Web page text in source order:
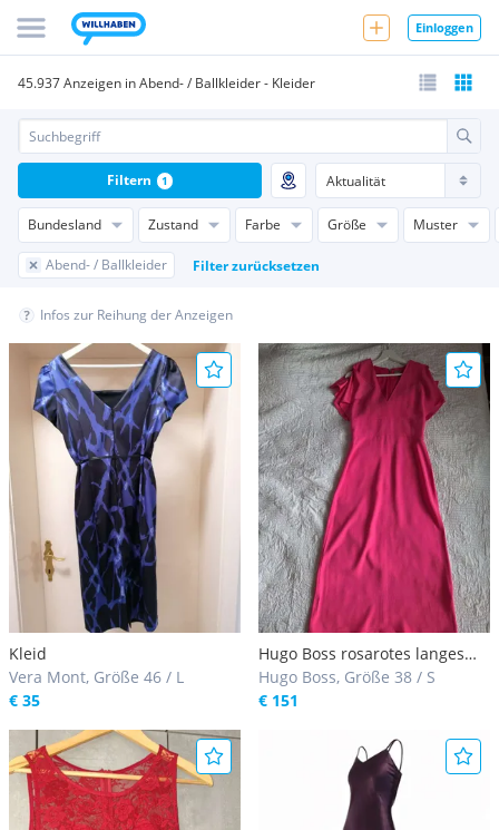
Einloggen
45.937 Anzeigen in Abend- / Ballkleider - Kleider
Bundesland Zustand Farbe Größe Muster
Abend- / Ballkleider Filter zurücksetzen
Filtern 1
Infos zur Reihung der Anzeigen
Kleid
Vera Mont, Größe 46 / L
€ 35
Hugo Boss rosarotes langes
Kleid Abendkleid S
Hugo Boss, Größe 38 / S
€ 151